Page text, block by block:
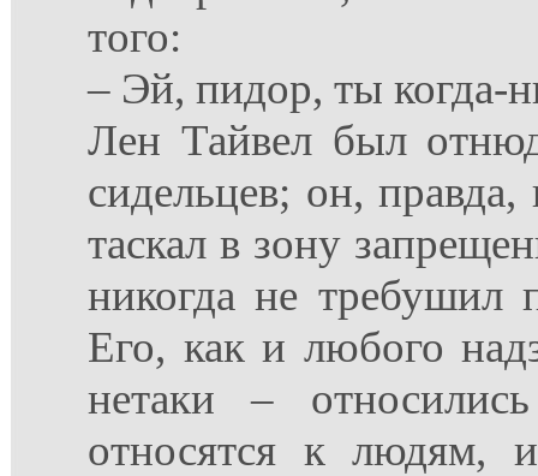
того:
– Эй, пидор, ты когда-
Лен Тайвел был
сидельцев; он,
таскал в зону
никогда не требушил
Его, как и любого
нетаки –
относятся к людям,